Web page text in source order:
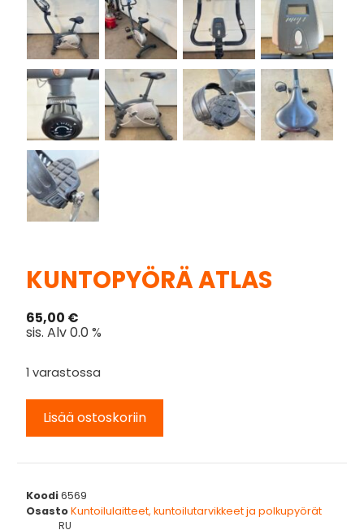
KUNTOPYÖRÄ ATLAS
65,00 €
sis. Alv 0.0 %
1 varastossa
Lisää ostoskoriin
Koodi6569
OsastoKuntoilulaitteet, kuntoilutarvikkeet ja polkupyörät
RU